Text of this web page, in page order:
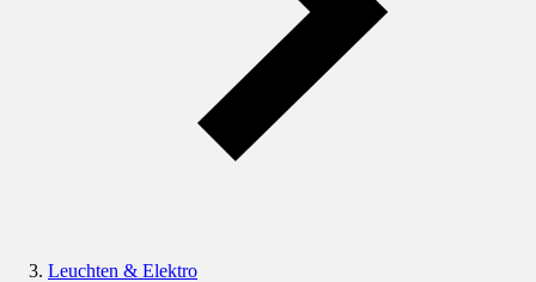
Leuchten & Elektro